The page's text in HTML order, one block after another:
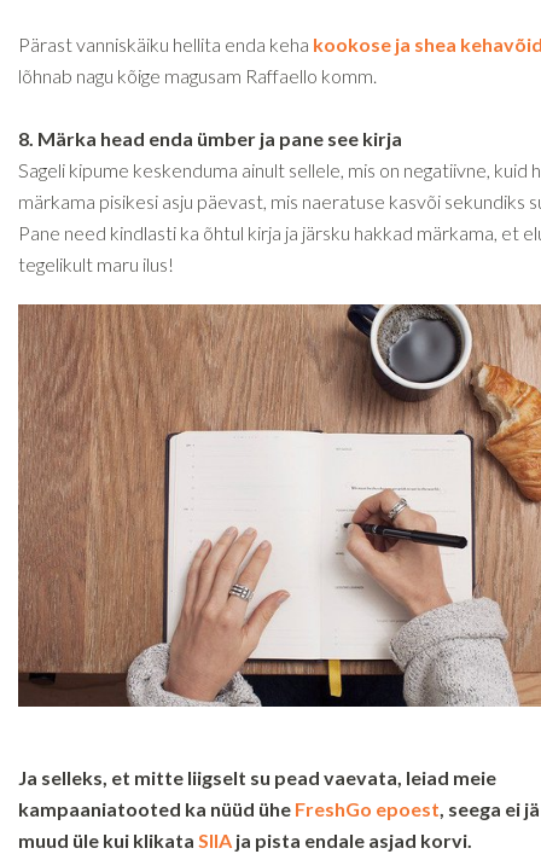
Pärast vanniskäiku hellita enda keha kookose ja shea
lõhnab nagu kõige magusam Raffaello komm.
8. Märka head enda ümber ja pane see kirja
Sageli kipume keskenduma ainult sellele, mis on negatiivne, kuid
märkama pisikesi asju päevast, mis naeratuse kasvõi sekundiks
Pane need kindlasti ka õhtul kirja ja järsku hakkad märkama, et
tegelikult maru ilus!
Ja selleks, et mitte liigselt su pead vaevata, leiad meie
kampaaniatooted ka nüüd ühe FreshGo epoest, seega ei
muud üle kui klikata SIIA ja pista endale asjad korvi.